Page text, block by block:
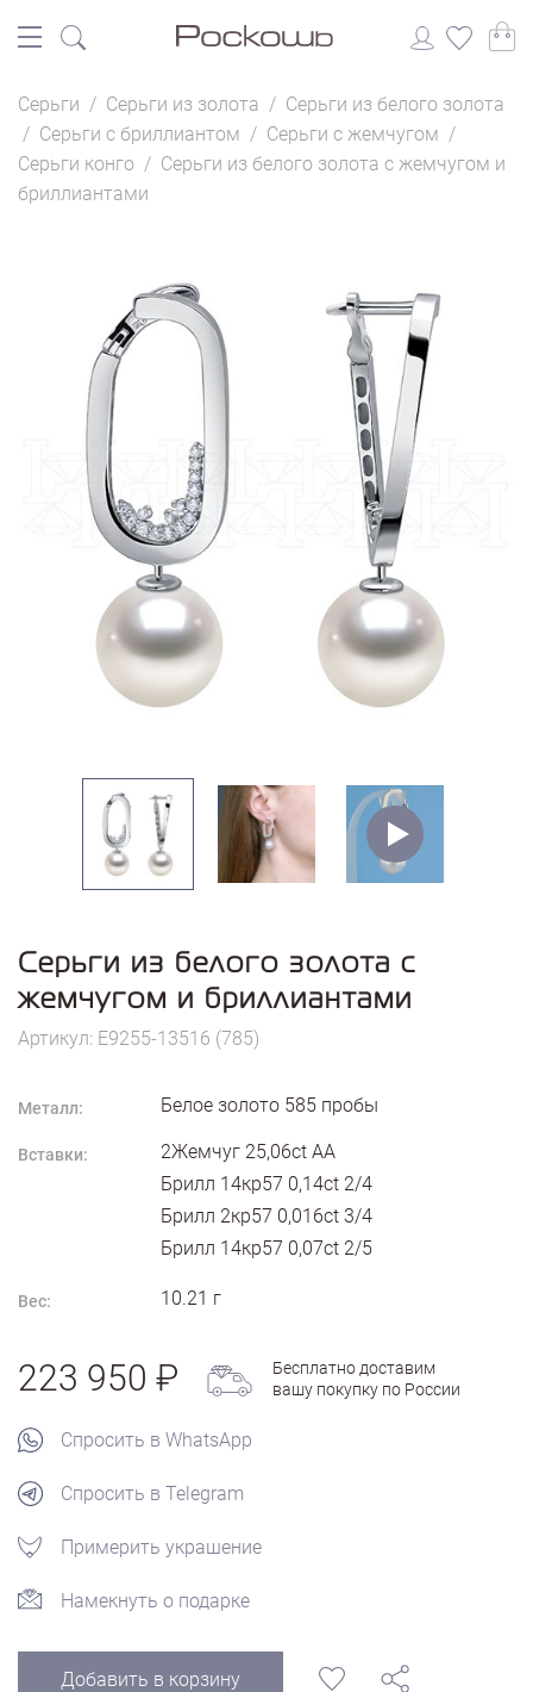
Серьги / Серьги из золота / Серьги из белого золота
/ Серьги с бриллиантом / Серьги с жемчугом /
Серьги конго / Серьги из белого золота с жемчугом и
бриллиантами
Серьги из белого золота с
жемчугом и бриллиантами
Артикул: E9255-13516 (785)
Металл: Белое золото 585 пробы
Вставки:
2Жемчуг 25,06ct АА
Брилл 14кр57 0,14ct 2/4
Брилл 2кр57 0,016ct 3/4
Брилл 14кр57 0,07ct 2/5
Вес: 10.21 г
223 950
Бесплатно доставим
вашу покупку по России
Спросить в WhatsApp
Спросить в Telegram
Примерить украшение
Намекнуть о подарке
Добавить в корзину